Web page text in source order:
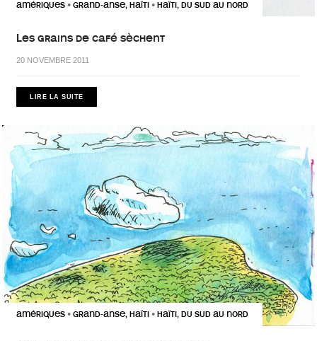
AMÉRIQUES • GRAND-ANSE, HAÏTI • HAÏTI, DU SUD AU NORD
Les grains de café sèchent
20 NOVEMBRE 2011
LIRE LA SUITE
AMÉRIQUES • GRAND-ANSE, HAÏTI • HAÏTI, DU SUD AU NORD